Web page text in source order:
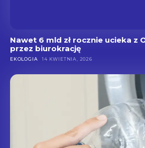
Nawet 6 mld zł rocznie ucieka z
przez biurokrację
EKOLOGIA 14 KWIETNIA, 2026